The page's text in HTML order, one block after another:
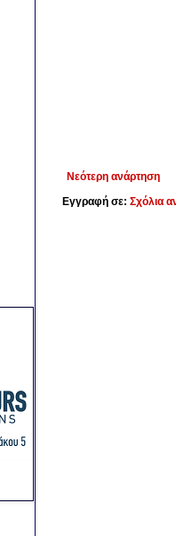
Νεότερη ανάρτηση
Εγγραφή σε: Σχόλια